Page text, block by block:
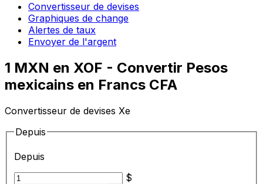
Convertisseur de devises
Graphiques de change
Alertes de taux
Envoyer de l'argent
1 MXN en XOF - Convertir Pesos
mexicains en Francs CFA
Convertisseur de devises Xe
Depuis
Depuis
$